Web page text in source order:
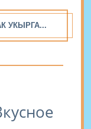
УКЫРГА...